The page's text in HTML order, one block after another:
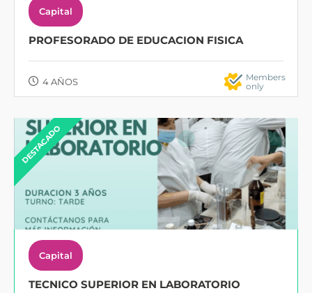
Capital
PROFESORADO DE EDUCACION FISICA
4 AÑOS
Members
only
DESTACADO
Capital
TECNICO SUPERIOR EN LABORATORIO